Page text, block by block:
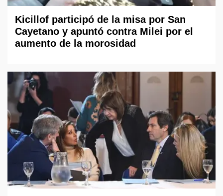
Kicillof participó de la misa por San
Cayetano y apuntó contra Milei por el
aumento de la morosidad